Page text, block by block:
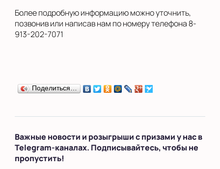
Более подробную информацию можно уточнить,
позвонив или написав нам по номеру телефона 8-
913-202-7071
Поделиться…
Важные новости и розыгрыши с призами у нас в
Telegram-каналах. Подписывайтесь, чтобы не
пропустить!